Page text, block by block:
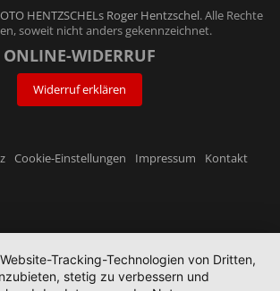
HENTZSCHELs Roger Hentzschel. Alle Rechte
soweit nicht anders gekennzeichnet.
ONLINE-WIDERRUF
Widerruf erklären
Cookie-Einstellungen Impressum Kontakt
Tracking-Technologien von Dritten,
stetig zu verbessern und